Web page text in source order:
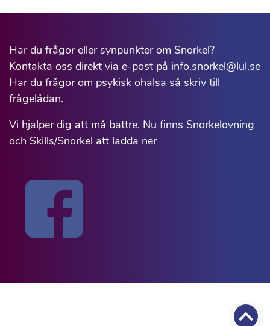
Har du frågor eller synpunkter om Snorkel?
Kontakta oss direkt via e-post på info.snorkel@lul.se
Har du frågor om psykisk ohälsa så skriv till
frågelådan.
Vi hjälper dig att må bättre. Nu finns Snorkelövning
och Skills/Snorkel att ladda ner